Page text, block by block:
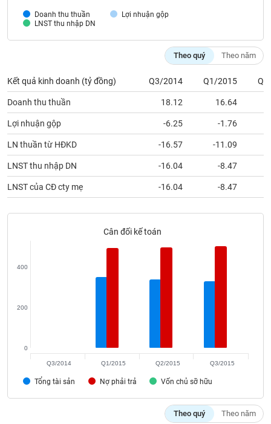
Doanh thu thuần
Lợi nhuận gộp
LNST thu nhập DN
Theo quý Theo năm
Kết quả kinh doanh (tỷ đồng) Q3/2014 Q1/2015
Doanh thu thuần 18.12 16.64
Lợi nhuận gộp -6.25 -1.76
LN thuần từ HĐKD -16.57 -11.09
LNST thu nhập DN -16.04 -8.47
LNST của CĐ cty mẹ -16.04 -8.47
Cân đối kế toán
Tổng tài sản Nợ phải trả Vốn chủ sỡ hữu
0
200
400
Q3/2014 Q1/2015 Q2/2015 Q3/2015
Theo quý Theo năm
Tin
(-)
Bài
viết
của
giả
(-)
Báo
cáo
phân
tích
Thuật
(-)
vụ